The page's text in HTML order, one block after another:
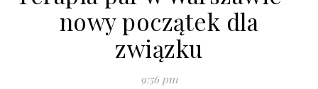
nowy początek dla
związku
9:56 pm